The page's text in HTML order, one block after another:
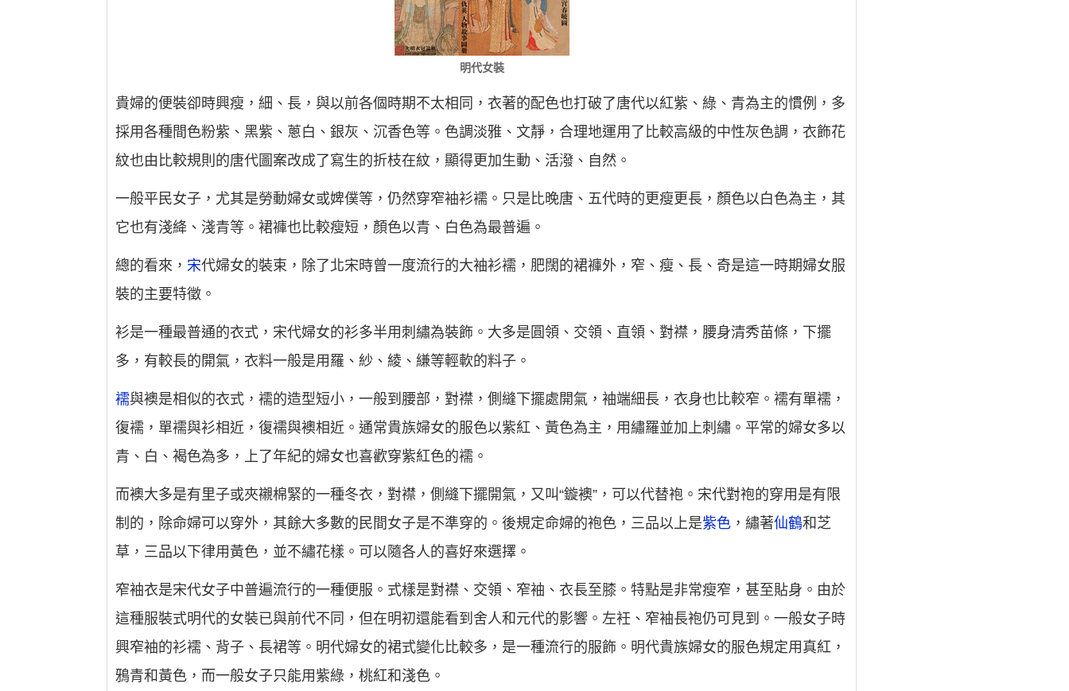
明代女裝
貴婦的便裝卻時興瘦，細、長，與以前各個時期不太相同，衣著的配色也打破了唐代以紅紫、綠、青為主的慣例，多
採用各種間色粉紫、黑紫、蔥白、銀灰、沉香色等。色調淡雅、文靜，合理地運用了比較高級的中性灰色調，衣飾花
紋也由比較規則的唐代圖案改成了寫生的折枝在紋，顯得更加生動、活潑、自然。
一般平民女子，尤其是勞動婦女或婢僕等，仍然穿窄袖衫襦。只是比晚唐、五代時的更瘦更長，顏色以白色為主，其
它也有淺絳、淺青等。裙褲也比較瘦短，顏色以青、白色為最普遍。
總的看來，宋代婦女的裝束，除了北宋時曾一度流行的大袖衫襦，肥闊的裙褲外，窄、瘦、長、奇是這一時期婦女服
裝的主要特徵。
衫是一種最普通的衣式，宋代婦女的衫多半用刺繡為裝飾。大多是圓領、交領、直領、對襟，腰身清秀苗條，下擺
多，有較長的開氣，衣料一般是用羅、紗、綾、縑等輕軟的料子。
襦與襖是相似的衣式，襦的造型短小，一般到腰部，對襟，側縫下擺處開氣，袖端細長，衣身也比較窄。襦有單襦，
復襦，單襦與衫相近，復襦與襖相近。通常貴族婦女的服色以紫紅、黃色為主，用繡羅並加上刺繡。平常的婦女多以
青、白、褐色為多，上了年紀的婦女也喜歡穿紫紅色的襦。
而襖大多是有里子或夾襯棉緊的一種冬衣，對襟，側縫下擺開氣，又叫“鏇襖”，可以代替袍。宋代對袍的穿用是有限
制的，除命婦可以穿外，其餘大多數的民間女子是不準穿的。後規定命婦的袍色，三品以上是紫色 ，繡著仙鶴和芝
草，三品以下律用黃色，並不繡花樣。可以隨各人的喜好來選擇。
窄袖衣是宋代女子中普遍流行的一種便服。式樣是對襟、交領、窄袖、衣長至膝。特點是非常瘦窄，甚至貼身。由於
這種服裝式明代的女裝已與前代不同，但在明初還能看到舍人和元代的影響。左衽、窄袖長袍仍可見到。一般女子時
興窄袖的衫襦、背子、長裙等。明代婦女的裙式變化比較多，是一種流行的服飾。明代貴族婦女的服色規定用真紅，
鴉青和黃色，而一般女子只能用紫綠，桃紅和淺色。